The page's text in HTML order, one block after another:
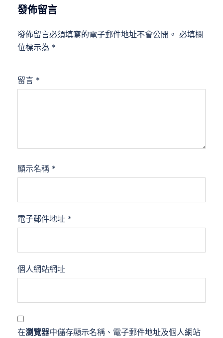
發佈留言
發佈留言必須填寫的電子郵件地址不會公開。 必填欄
位標示為 *
留言 *
顯示名稱 *
電子郵件地址 *
個人網站網址
在瀏覽器中儲存顯示名稱、電子郵件地址及個人網站